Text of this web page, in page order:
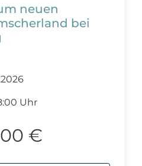
neuen
bei
Uhr
€